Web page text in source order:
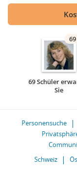
69
69 Schüler
Sie
Personensuche
Schweiz